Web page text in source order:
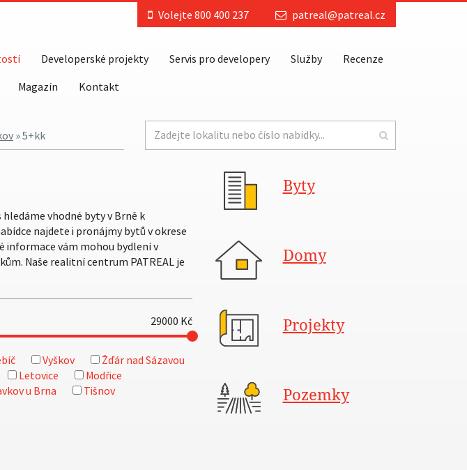
Volejte 800 400 237 patreal@patreal.cz
Developerské projekty Servis pro developery Služby
Recenze
Magazín Kontakt
» 5+kk
vhodné byty v Brně k
najdete i pronájmy bytů v okrese
informace vám mohou bydlení v
Naše realitní centrum PATREAL je
29000 Kč
Vyškov
Žďár nad Sázavou
Letovice
Modřice
u Brna
Tišnov
Byty
Domy
Projekty
Pozemky